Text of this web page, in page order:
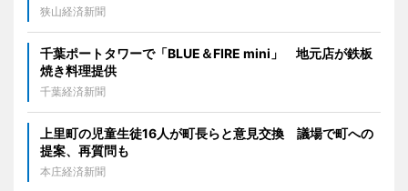
狭山経済新聞
千葉ポートタワーで「BLUE＆FIRE mini」 地元店が鉄板
焼き料理提供
千葉経済新聞
上里町の児童生徒16人が町長らと意見交換 議場で町への
提案、再質問も
本庄経済新聞